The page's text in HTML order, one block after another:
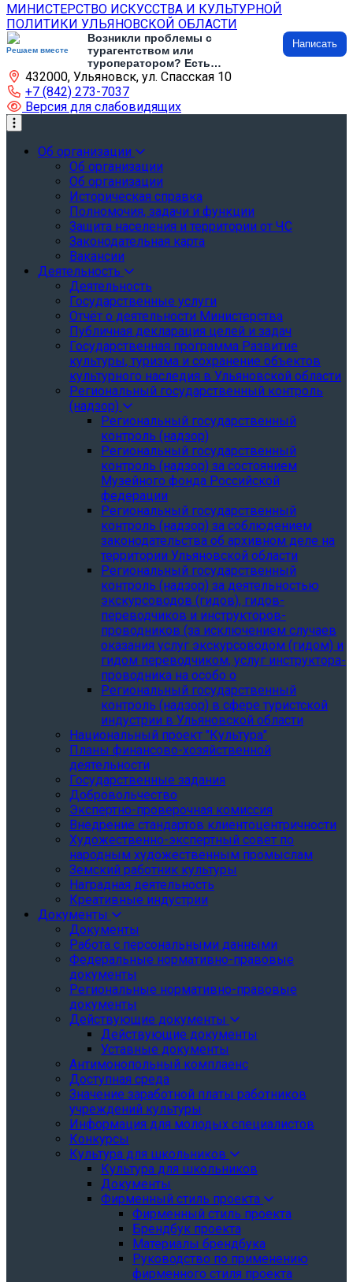
МИНИСТЕРСТВО ИСКУССТВА И КУЛЬТУРНОЙ
ПОЛИТИКИ УЛЬЯНОВСКОЙ ОБЛАСТИ
Решаем вместе
Возникли проблемы с
турагентством или
туроператором? Есть
предложения по развитию
туризма и туристической
инфраструктуры? Напишите об
этом
Написать
432000, Ульяновск, ул. Спасская 10
+7 (842) 273-7037
Версия для слабовидящих
Об организации
Об организации
Об организации
Историческая справка
Полномочия, задачи и функции
Защита населения и территории от ЧС
Законодательная карта
Вакансии
Деятельность
Деятельность
Государственные услуги
Отчёт о деятельности Министерства
Публичная декларация целей и задач
Государственная программа Развитие
культуры, туризма и сохранение объектов
культурного наследия в Ульяновской области
Региональный государственный контроль
(надзор)
Региональный государственный
контроль (надзор)
Региональный государственный
контроль (надзор) за состоянием
Музейного фонда Российской
федерации
Региональный государственный
контроль (надзор) за соблюдением
законодательства об архивном деле на
территории Ульяновской области
Региональный государственный
контроль (надзор) за деятельностью
экскурсоводов (гидов), гидов-
переводчиков и инструкторов-
проводников (за исключением случаев
оказания услуг экскурсоводом (гидом) и
гидом переводчиком, услуг инструктора-
проводника на особо о
Региональный государственный
контроль (надзор) в сфере туристской
индустрии в Ульяновской области
Национальный проект "Культура"
Планы финансово-хозяйственной
деятельности
Государственные задания
Добровольчество
Экспертно-проверочная комиссия
Внедрение стандартов клиентоцентричности
Художественно-экспертный совет по
народным художественным промыслам
Земский работник культуры
Наградная деятельность
Креативные индустрии
Документы
Документы
Работа с персональными данными
Федеральные нормативно-правовые
документы
Региональные нормативно-правовые
документы
Действующие документы
Действующие документы
Уставные документы
Антимонопольный комплаенс
Доступная среда
Значение заработной платы работников
учреждений культуры
Информация для молодых специалистов
Конкурсы
Культура для школьников
Культура для школьников
Документы
Фирменный стиль проекта
Фирменный стиль проекта
Брендбук проекта
Материалы брендбука
Руководство по применению
фирменного стиля проекта